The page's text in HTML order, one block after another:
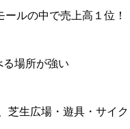
ールの中で売上高１位
る場所が強い
芝生広場・遊具・サイ